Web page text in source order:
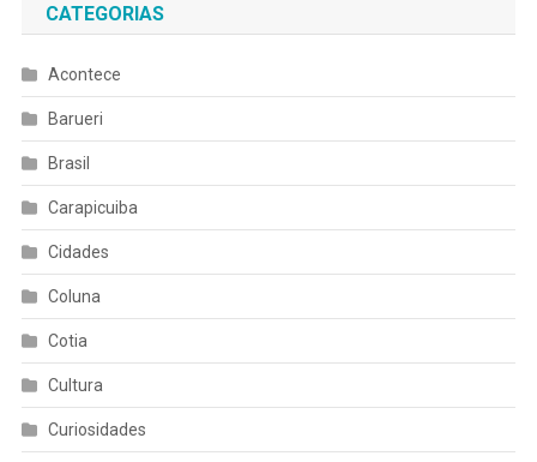
CATEGORIAS
Acontece
Barueri
Brasil
Carapicuiba
Cidades
Coluna
Cotia
Cultura
Curiosidades